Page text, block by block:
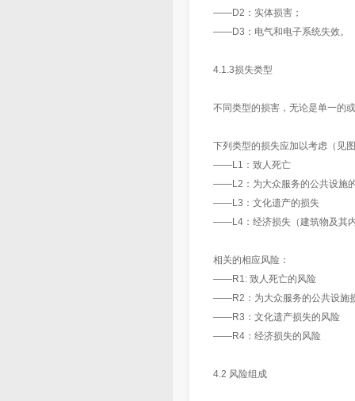
——D2：实体损害；
——D3：电气和电子系统失效。
4.1.3损失类型
不同类型的损害，无论是单一的
下列类型的损失应加以考虑（见
——L1：致人死亡
——L2：为大众服务的公共设施
——L3：文化遗产的损失
——L4：经济损失（建筑物及其
相关的相应风险：
——R1: 致人死亡的风险
——R2：为大众服务的公共设施
——R3：文化遗产损失的风险
——R4：经济损失的风险
4.2 风险组成